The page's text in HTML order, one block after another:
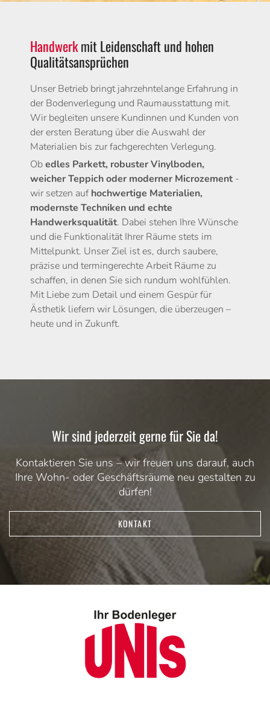
Handwerkmit Leidenschaft und hohen
Qualitätsansprüchen
Unser Betrieb bringt jahrzehntelange Erfahrung in
der Bodenverlegung und Raumausstattung mit.
Wir begleiten unsere Kundinnen und Kunden von
der ersten Beratung über die Auswahl der
Materialien bis zur fachgerechten Verlegung.
Obedles Parkett, robuster Vinylboden,
weicher Teppich oder moderner Microzement -
wir setzen auf hochwertige Materialien,
modernste Techniken und echte
Handwerksqualität. Dabei stehen Ihre Wünsche
und die Funktionalität Ihrer Räume stets im
Mittelpunkt. Unser Ziel ist es, durch saubere,
präzise und termingerechte Arbeit Räume zu
schaffen, in denen Sie sich rundum wohlfühlen.
Mit Liebe zum Detail und einem Gespür für
Ästhetik liefern wir Lösungen, die überzeugen –
heute und in Zukunft.
Wir sind jederzeit gerne für Sie da!
Kontaktieren Sie uns – wir freuen uns darauf, auch
Ihre Wohn- oder Geschäftsräume neu gestalten zu
dürfen!
KONTAKT